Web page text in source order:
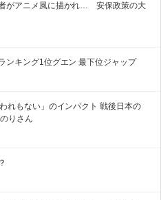
がアニメ風に描かれ… 安保政策の大
ンキング1位グエン 最下位ジャップ
れもない」のインパクト 戦後日本の
りさん